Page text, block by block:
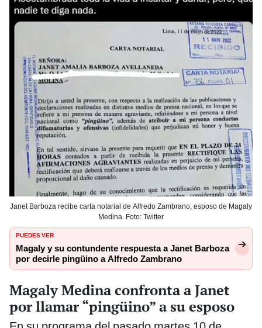
Janet Barboza recibe carta notarial de Alfredo Zambrano, esposo de Magaly
Medina. Foto: Twitter
PUEDES VER
Magaly y su contundente respuesta a Janet Barboza
por decirle pingüino a Alfredo Zambrano
Magaly Medina confronta a Janet
por llamar “pingüino” a su esposo